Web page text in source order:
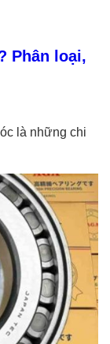
Phân loại,
là những chi